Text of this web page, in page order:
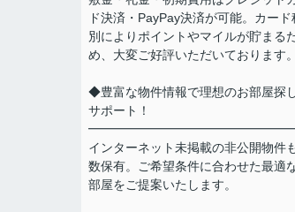
ド決済・PayPay決済が可能。カード
別によりポイントやマイルが貯まる
め、大変ご好評いただいております
◆豊富な物件情報で理想のお部屋探
サポート！
インターネット未掲載の非公開物件
数保有。ご希望条件に合わせた最適
部屋をご提案いたします。